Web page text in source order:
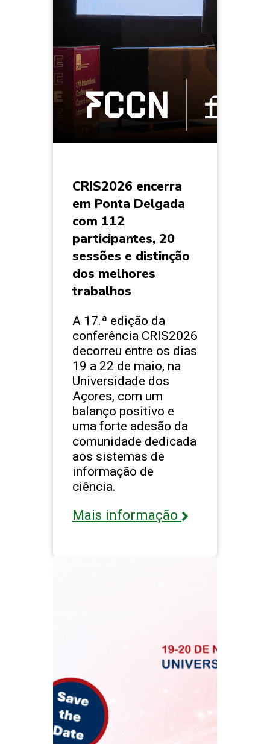
CRIS2026 encerra
em Ponta Delgada
com 112
participantes, 20
sessões e distinção
dos melhores
trabalhos
A 17.ª edição da
conferência CRIS2026
decorreu entre os dias
19 a 22 de maio, na
Universidade dos
Açores, com um
balanço positivo e
uma forte adesão da
comunidade dedicada
aos sistemas de
informação de
ciência.
Mais informação